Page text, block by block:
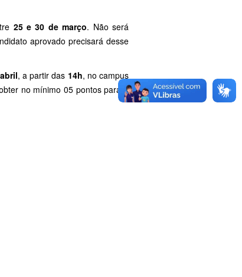
25 e 30 de março. Não será
aprovado precisará desse
, a partir das 14h, no campus
no mínimo 05 pontos para a